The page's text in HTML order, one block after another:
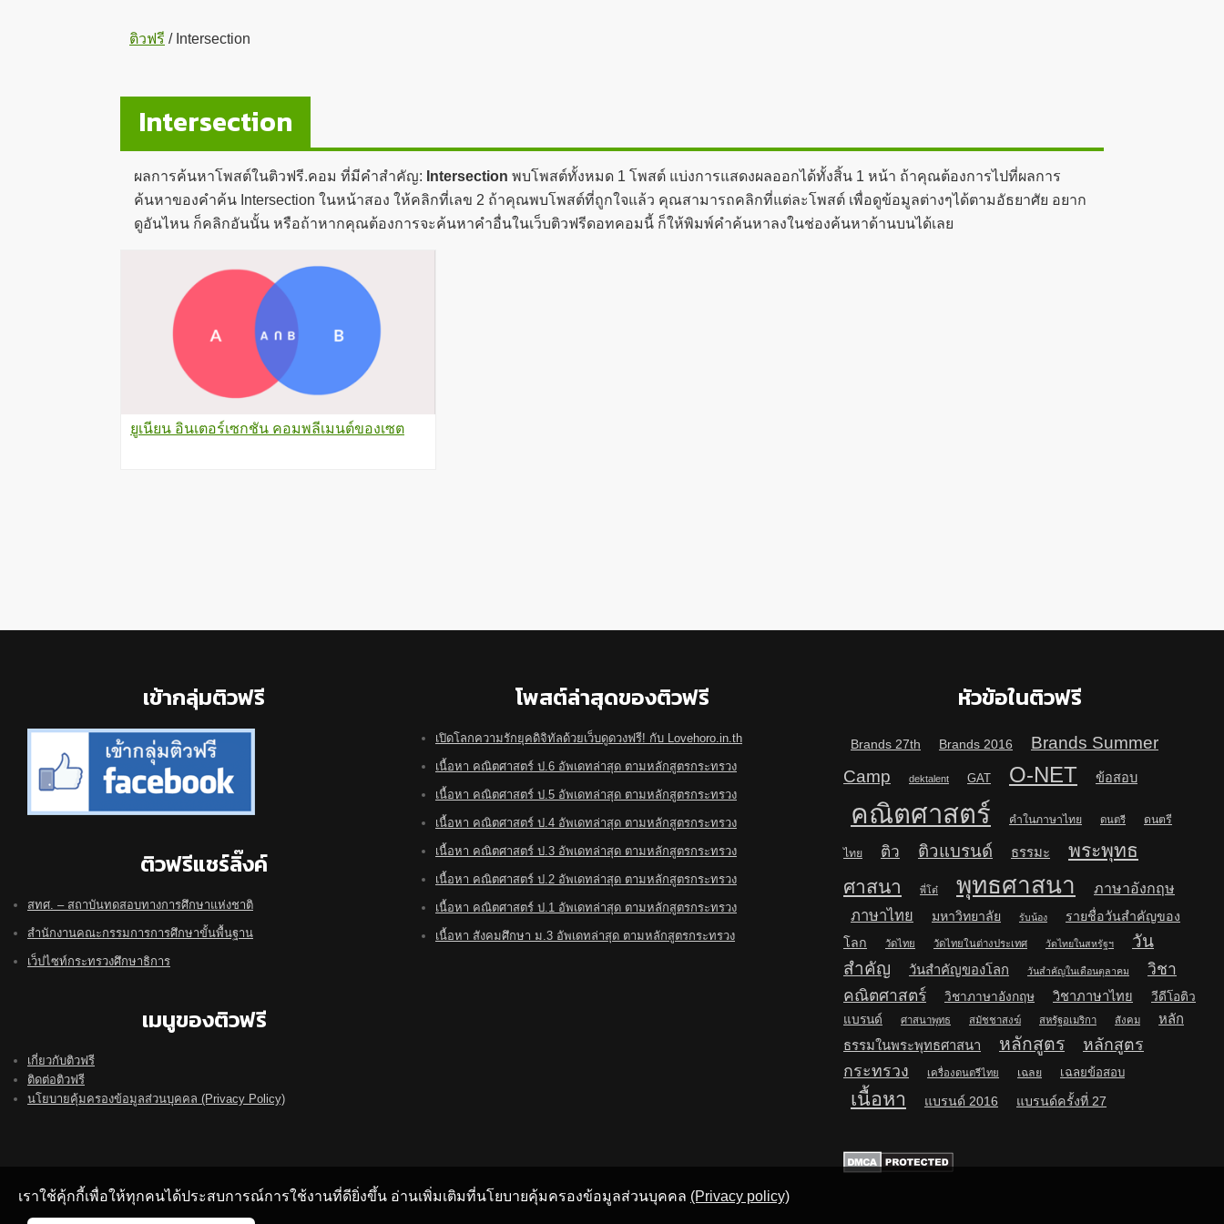
ติวฟรี /Intersection
Intersection
ผลการค้นหาโพสต์ในติวฟรี.คอม ที่มีคำสำคัญ: Intersection พบโพสต์ทั้งหมด 1 โพสต์ แบ่งการแสดงผลออกได้ทั้งสิ้น 1 หน้า ถ้าคุณต้องการไปที่ผลการ
ค้นหาของคำค้น Intersection ในหน้าสอง ให้คลิกที่เลข 2 ถ้าคุณพบโพสต์ที่ถูกใจแล้ว คุณสามารถคลิกที่แต่ละโพสต์ เพื่อดูข้อมูลต่างๆได้ตามอัธยาศัย อยาก
ดูอันไหน ก็คลิกอันนั้น หรือถ้าหากคุณต้องการจะค้นหาคำอื่นในเว็บติวฟรีดอทคอมนี้ ก็ให้พิมพ์คำค้นหาลงในช่องค้นหาด้านบนได้เลย
ยูเนียน อินเตอร์เซกชัน คอมพลีเมนต์ของเซต
เข้ากลุ่มติวฟรี
ติวฟรีแชร์ลิ๊งค์
สทศ. – สถาบันทดสอบทางการศึกษาแห่งชาติ
สำนักงานคณะกรรมการการศึกษาขั้นพื้นฐาน
เว็ปไซท์กระทรวงศึกษาธิการ
เมนูของติวฟรี
เกี่ยวกับติวฟรี
ติดต่อติวฟรี
นโยบายคุ้มครองข้อมูลส่วนบุคคล (Privacy Policy)
โพสต์ล่าสุดของติวฟรี
เปิดโลกความรักยุคดิจิทัลด้วยเว็บดูดวงฟรี! กับ Lovehoro.in.th
เนื้อหา คณิตศาสตร์ ป.6 อัพเดทล่าสุด ตามหลักสูตรกระทรวง
เนื้อหา คณิตศาสตร์ ป.5 อัพเดทล่าสุด ตามหลักสูตรกระทรวง
เนื้อหา คณิตศาสตร์ ป.4 อัพเดทล่าสุด ตามหลักสูตรกระทรวง
เนื้อหา คณิตศาสตร์ ป.3 อัพเดทล่าสุด ตามหลักสูตรกระทรวง
เนื้อหา คณิตศาสตร์ ป.2 อัพเดทล่าสุด ตามหลักสูตรกระทรวง
เนื้อหา คณิตศาสตร์ ป.1 อัพเดทล่าสุด ตามหลักสูตรกระทรวง
เนื้อหา สังคมศึกษา ม.3 อัพเดทล่าสุด ตามหลักสูตรกระทรวง
หัวข้อในติวฟรี
Brands 27th Brands 2016
Brands Summer
Camp
dektalent GAT O-NET ข้อสอบ
คณิตศาสตร์ คำในภาษาไทย ดนตรี ดนตรี
ไทย ติว ติวแบรนด์ ธรรมะ
พระพุทธ
ศาสนา
พี่โต๋ พุทธศาสนา ภาษาอังกฤษ
ภาษาไทย มหาวิทยาลัย รับน้อง
รายชื่อวันสำคัญของ
โลก
วัดไทย วัดไทยในต่างประเทศ วัดไทยในสหรัฐฯ
วัน
สำคัญ
วันสำคัญของโลก วันสำคัญในเดือนตุลาคม
วิชา
คณิตศาสตร์
วิชาภาษาอังกฤษ วิชาภาษาไทย
วีดีโอติว
แบรนด์
ศาสนาพุทธ สมัชชาสงฆ์ สหรัฐอเมริกา สังคม
หลัก
ธรรมในพระพุทธศาสนา
หลักสูตร
หลักสูตร
กระทรวง
เครื่องดนตรีไทย เฉลย เฉลยข้อสอบ
เนื้อหา แบรนด์ 2016 แบรนด์ครั้งที่ 27
เราใช้คุ้กกี้เพื่อให้ทุกคนได้ประสบการณ์การใช้งานที่ดียิ่งขึ้น อ่านเพิ่มเติมที่นโยบายคุ้มครองข้อมูลส่วนบุคคล (Privacy policy)